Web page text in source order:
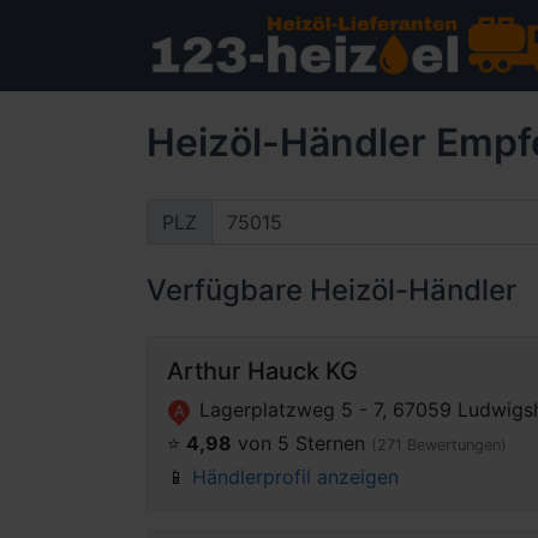
Heizöl-Händler
PLZ
Verfügbare Heizöl-Händler
Arthur Hauck KG
A
Lagerplatzweg 5 - 7, 67059
⭐️ 4,98 von 5 Sternen (271 Bewertungen)
📱 Händlerprofil anzeigen